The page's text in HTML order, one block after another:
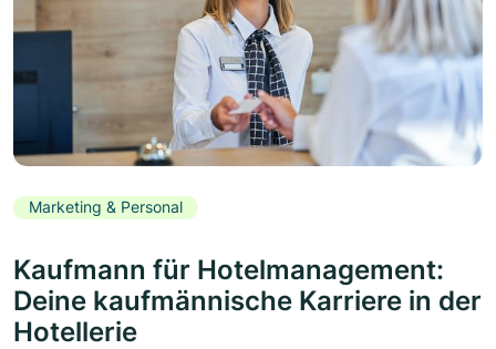
Marketing & Personal
Kaufmann für Hotelmanagement:
Deine kaufmännische Karriere in der
Hotellerie